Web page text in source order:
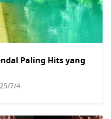
Paling Hits yang
7/4